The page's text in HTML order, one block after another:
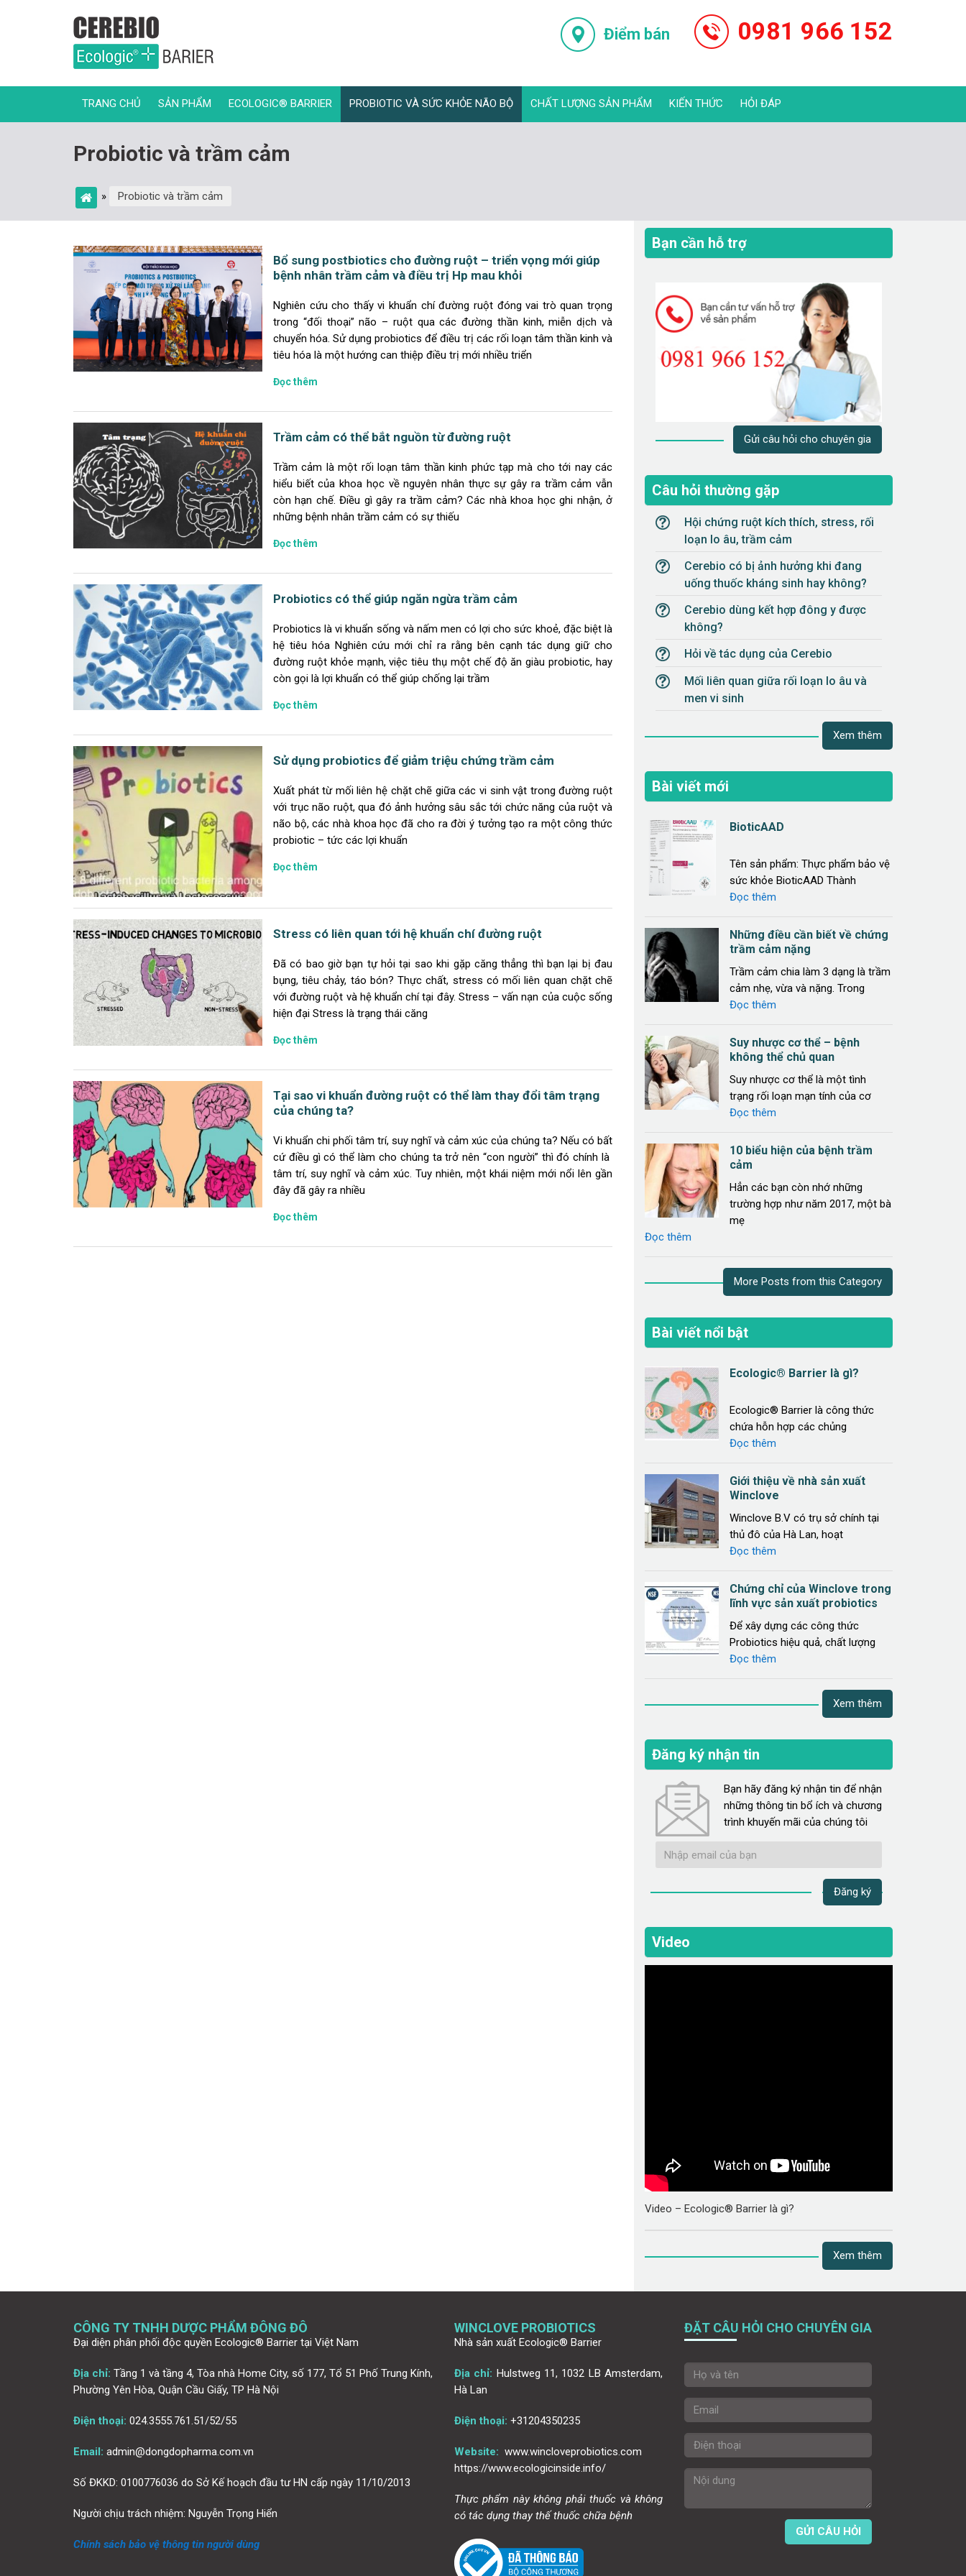
Điểm bán 0981 966 152
TRANG CHỦ SẢN PHẨM ECOLOGIC® BARRIER PROBIOTIC VÀ SỨC KHỎE NÃO BỘ CHẤT LƯỢNG SẢN PHẨM KIẾN THỨC HỎI ĐÁP
Probiotic và trầm cảm
» Probiotic và trầm cảm
Bổ sung postbiotics cho đường ruột – triển vọng mới giúp
bệnh nhân trầm cảm và điều trị Hp mau khỏi
Nghiên cứu cho thấy vi khuẩn chí đường ruột đóng vai trò quan trọng
trong “đối thoại” não – ruột qua các đường thần kinh, miễn dịch và
chuyển hóa. Sử dụng probiotics để điều trị các rối loạn tâm thần kinh và
tiêu hóa là một hướng can thiệp điều trị mới nhiều triển
Đọc thêm
Trầm cảm có thể bắt nguồn từ đường ruột
Trầm cảm là một rối loạn tâm thần kinh phức tạp mà cho tới nay các
hiểu biết của khoa học về nguyên nhân thực sự gây ra trầm cảm vẫn
còn hạn chế. Điều gì gây ra trầm cảm? Các nhà khoa học ghi nhận, ở
những bệnh nhân trầm cảm có sự thiếu
Đọc thêm
Probiotics có thể giúp ngăn ngừa trầm cảm
Probiotics là vi khuẩn sống và nấm men có lợi cho sức khoẻ, đặc biệt là
hệ tiêu hóa Nghiên cứu mới chỉ ra rằng bên cạnh tác dụng giữ cho
đường ruột khỏe mạnh, việc tiêu thụ một chế độ ăn giàu probiotic, hay
còn gọi là lợi khuẩn có thể giúp chống lại trầm
Đọc thêm
Sử dụng probiotics để giảm triệu chứng trầm cảm
Xuất phát từ mối liên hệ chặt chẽ giữa các vi sinh vật trong đường ruột
với trục não ruột, qua đó ảnh hưởng sâu sắc tới chức năng của ruột và
não bộ, các nhà khoa học đã cho ra đời ý tưởng tạo ra một công thức
probiotic – tức các lợi khuẩn
Đọc thêm
Stress có liên quan tới hệ khuẩn chí đường ruột
Đã có bao giờ bạn tự hỏi tại sao khi gặp căng thẳng thì bạn lại bị đau
bụng, tiêu chảy, táo bón? Thực chất, stress có mối liên quan chặt chẽ
với đường ruột và hệ khuẩn chí tại đây. Stress – vấn nạn của cuộc sống
hiện đại Stress là trạng thái căng
Đọc thêm
Tại sao vi khuẩn đường ruột có thể làm thay đổi tâm trạng
của chúng ta?
Vi khuẩn chi phối tâm trí, suy nghĩ và cảm xúc của chúng ta? Nếu có bất
cứ điều gì có thể làm cho chúng ta trở nên “con người” thì đó chính là
tâm trí, suy nghĩ và cảm xúc. Tuy nhiên, một khái niệm mới nổi lên gần
đây đã gây ra nhiều
Đọc thêm
Bạn cần hỗ trợ
Gửi câu hỏi cho chuyên gia
Câu hỏi thường gặp
Hội chứng ruột kích thích, stress, rối
loạn lo âu, trầm cảm
Cerebio có bị ảnh hưởng khi đang
uống thuốc kháng sinh hay không?
Cerebio dùng kết hợp đông y được
không?
Hỏi về tác dụng của Cerebio
Mối liên quan giữa rối loạn lo âu và
men vi sinh
Xem thêm
Bài viết mới
BioticAAD
Tên sản phẩm: Thực phẩm bảo vệ
sức khỏe BioticAAD Thành
Đọc thêm
Những điều cần biết về chứng
trầm cảm nặng
Trầm cảm chia làm 3 dạng là trầm
cảm nhẹ, vừa và nặng. Trong
Đọc thêm
Suy nhược cơ thể – bệnh
không thể chủ quan
Suy nhược cơ thể là một tình
trạng rối loạn mạn tính của cơ
Đọc thêm
10 biểu hiện của bệnh trầm
cảm
Hẳn các bạn còn nhớ những
trường hợp như năm 2017, một bà
mẹ
Đọc thêm
More Posts from this Category
Bài viết nổi bật
Ecologic® Barrier là gì?
Ecologic® Barrier là công thức
chứa hỗn hợp các chủng
Đọc thêm
Giới thiệu về nhà sản xuất
Winclove
Winclove B.V có trụ sở chính tại
thủ đô của Hà Lan, hoạt
Đọc thêm
Chứng chỉ của Winclove trong
lĩnh vực sản xuất probiotics
Để xây dựng các công thức
Probiotics hiệu quả, chất lượng
Đọc thêm
Xem thêm
Đăng ký nhận tin
Bạn hãy đăng ký nhận tin để nhận
những thông tin bổ ích và chương
trình khuyến mãi của chúng tôi
Video
Video – Ecologic® Barrier là gì?
Xem thêm
CÔNG TY TNHH DƯỢC PHẨM ĐÔNG ĐÔ
Đại diện phân phối độc quyền Ecologic® Barrier tại Việt Nam
Địa chỉ: Tầng 1 và tầng 4, Tòa nhà Home City, số 177, Tổ 51 Phố Trung Kính,
Phường Yên Hòa, Quận Cầu Giấy, TP Hà Nội
Điện thoại: 024.3555.761.51/52/55
Email: admin@dongdopharma.com.vn
Số ĐKKD: 0100776036 do Sở Kế hoạch đầu tư HN cấp ngày 11/10/2013
Người chịu trách nhiệm: Nguyễn Trọng Hiển
Chính sách bảo vệ thông tin người dùng
WINCLOVE PROBIOTICS
Nhà sản xuất Ecologic® Barrier
Địa chỉ: Hulstweg 11, 1032 LB Amsterdam,
Hà Lan
Điện thoại: +31204350235
Website: www.wincloveprobiotics.com
https://www.ecologicinside.info/
Thực phẩm này không phải thuốc và không
có tác dụng thay thế thuốc chữa bệnh
ĐẶT CÂU HỎI CHO CHUYÊN GIA